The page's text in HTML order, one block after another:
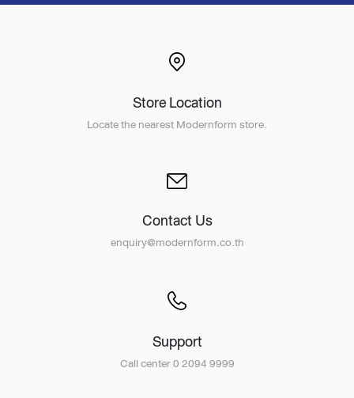
Store Location
Locate the nearest Modernform store.
Contact Us
enquiry@modernform.co.th
Support
Call center 0 2094 9999